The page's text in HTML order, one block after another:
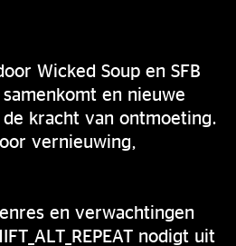
Wicked Soup en SFB
en nieuwe
kracht van ontmoeting.
vernieuwing,
en verwachtingen
nodigt uit